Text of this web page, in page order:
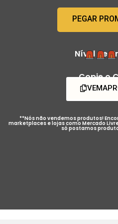
PEGAR
Nível de
Copie o
**Nós não vendemos produtos!
marketplaces e lojas como Mercado
só postamos